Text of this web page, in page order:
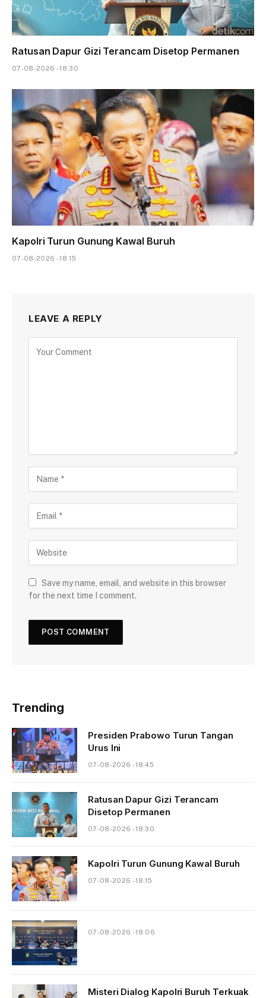
Ratusan Dapur Gizi Terancam Disetop Permanen
07-08-2026 - 18.30
Kapolri Turun Gunung Kawal Buruh
07-08-2026 - 18.15
LEAVE A REPLY
Save my name, email, and website in this browser
for the next time I comment.
Trending
Presiden Prabowo Turun Tangan
Urus Ini
07-08-2026 - 18.45
Ratusan Dapur Gizi Terancam
Disetop Permanen
07-08-2026 - 18.30
Kapolri Turun Gunung Kawal Buruh
07-08-2026 - 18.15
07-08-2026 - 18.06
Misteri Dialog Kapolri Buruh Terkuak